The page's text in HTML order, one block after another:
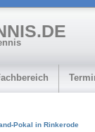
Pokal in Rinkerode